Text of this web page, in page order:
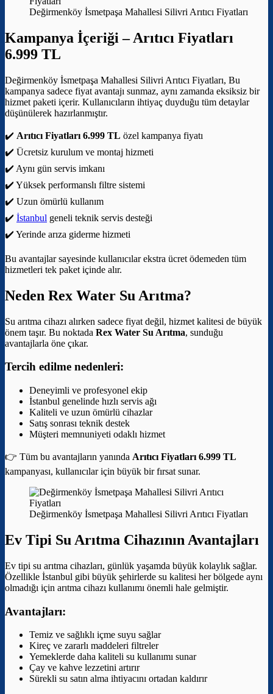
Değirmenköy İsmetpaşa Mahallesi Silivri Arıtıcı Fiyatları
Kampanya İçeriği –Arıtıcı Fiyatları
6.999 TL
Değirmenköy İsmetpaşa Mahallesi Silivri Arıtıcı Fiyatları, Bu
kampanya sadece fiyat avantajı sunmaz, aynı zamanda eksiksiz bir
hizmet paketi içerir. Kullanıcıların ihtiyaç duyduğu tüm detaylar
düşünülerek hazırlanmıştır.
✔️ Arıtıcı Fiyatları 6.999 TL özel kampanya fiyatı
✔️ Ücretsiz kurulum ve montaj hizmeti
✔️ Aynı gün servis imkanı
✔️ Yüksek performanslı filtre sistemi
✔️ Uzun ömürlü kullanım
✔️ İstanbul geneli teknik servis desteği
✔️ Yerinde arıza giderme hizmeti
Bu avantajlar sayesinde kullanıcılar ekstra ücret ödemeden tüm
hizmetleri tek paket içinde alır.
Neden Rex Water Su Arıtma?
Su arıtma cihazı alırken sadece fiyat değil, hizmet kalitesi de büyük
önem taşır. Bu noktada Rex Water Su Arıtma, sunduğu
avantajlarla öne çıkar.
Tercih edilme nedenleri:
Deneyimli ve profesyonel ekip
İstanbul genelinde hızlı servis ağı
Kaliteli ve uzun ömürlü cihazlar
Satış sonrası teknik destek
Müşteri memnuniyeti odaklı hizmet
👉 Tüm bu avantajların yanında Arıtıcı Fiyatları 6.999 TL
kampanyası, kullanıcılar için büyük bir fırsat sunar.
Değirmenköy İsmetpaşa Mahallesi Silivri Arıtıcı Fiyatları
Ev Tipi Su Arıtma Cihazının Avantajları
Ev tipi su arıtma cihazları, günlük yaşamda büyük kolaylık sağlar.
Özellikle İstanbul gibi büyük şehirlerde su kalitesi her bölgede aynı
olmadığı için arıtma cihazı kullanımı önemli hale gelmiştir.
Avantajları:
Temiz ve sağlıklı içme suyu sağlar
Kireç ve zararlı maddeleri filtreler
Yemeklerde daha kaliteli su kullanımı sunar
Çay ve kahve lezzetini artırır
Sürekli su satın alma ihtiyacını ortadan kaldırır